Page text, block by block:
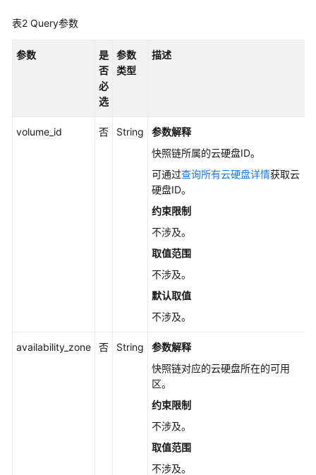
入
盘
管
表2 Query参数
参数
是
否
必
选
参数
类型
描述
volume_id 否 String
参数解释
快照链所属的云硬盘ID。
可通过查询所有云硬盘详情获取云
硬盘ID。
约束限制
不涉及。
取值范围
不涉及。
默认取值
不涉及。
availability_zone 否 String
参数解释
快照链对应的云硬盘所在的可用
区。
约束限制
不涉及。
取值范围
不涉及。